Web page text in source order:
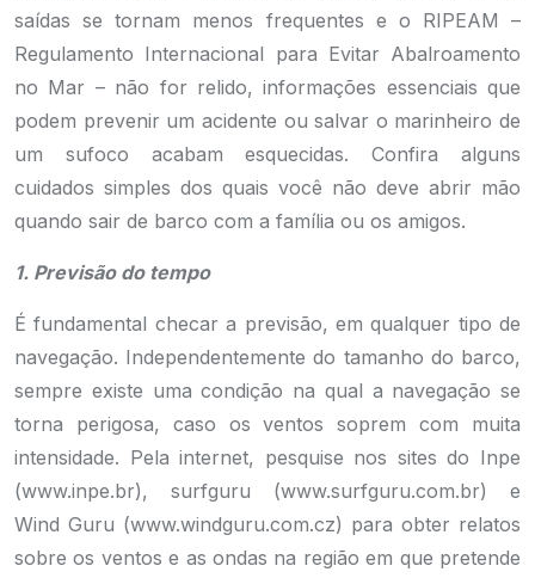
saídas se tornam menos frequentes e o RIPEAM –
Regulamento Internacional para Evitar Abalroamento
no Mar – não for relido, informações essenciais que
podem prevenir um acidente ou salvar o marinheiro de
um sufoco acabam esquecidas. Confira alguns
cuidados simples dos quais você não deve abrir mão
quando sair de barco com a família ou os amigos.
1. Previsão do tempo
É fundamental checar a previsão, em qualquer tipo de
navegação. Independentemente do tamanho do barco,
sempre existe uma condição na qual a navegação se
torna perigosa, caso os ventos soprem com muita
intensidade. Pela internet, pesquise nos sites do Inpe
(www.inpe.br), surfguru (www.surfguru.com.br) e
Wind Guru (www.windguru.com.cz) para obter relatos
sobre os ventos e as ondas na região em que pretende